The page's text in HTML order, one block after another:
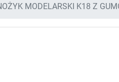
MODELARSKI K18 Z